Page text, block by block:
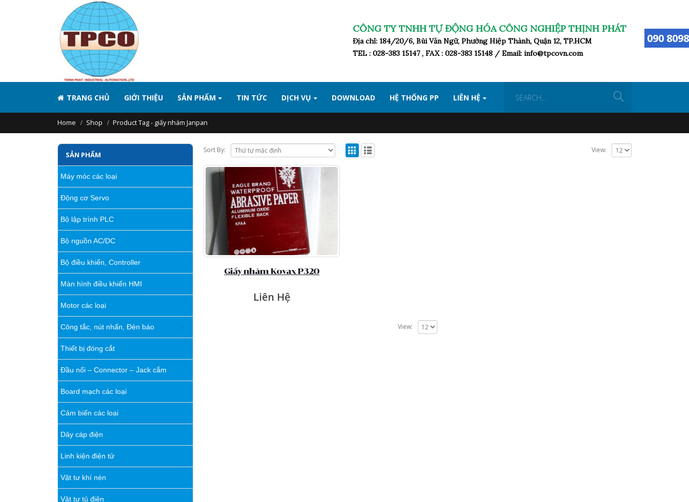
CÔNG TY TNHH TỰ ĐỘNG HÓA CÔNG NGHIỆP THỊNH PHÁT
Địa chỉ: 184/20/6, Bùi Văn Ngữ, Phường Hiệp Thành, Quận 12, TP.HCM
TEL : 028-383 15147 , FAX : 028-383 15148 / Email: info@tpcovn.com
090
TRANG CHỦ GIỚI THIỆU SẢN PHẨM TIN TỨC DỊCH VỤ DOWNLOAD HỆ THỐNG PP LIÊN HỆ
Home Shop Product Tag - giấy nhám Janpan
Sort By: View:
Giấy nhám Kovax P320
Liên Hệ
View:
SẢN PHẨM
Máy móc các loại
Động cơ Servo
Bộ lập trình PLC
Bộ nguồn AC/DC
Bộ điều khiển, Controller
Màn hình điều khiển HMI
Motor các loại
Công tắc, nút nhấn, Đèn báo
Thiết bị đóng cắt
Đầu nối – Connector – Jack cắm
Board mạch các loại
Cảm biến các loại
Dây cáp điện
Linh kiện điện tử
Vật tư khí nén
Vật tư tủ điện